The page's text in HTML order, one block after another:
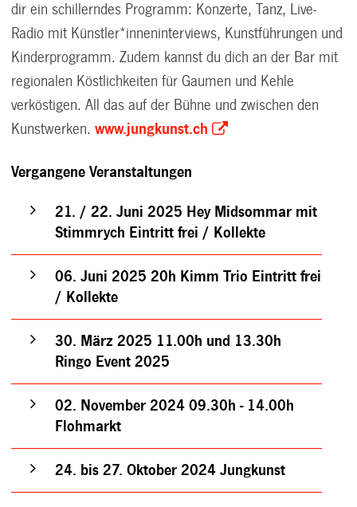
dir ein schillerndes Programm: Konzerte, Tanz, Live-
Radio mit Künstler*inneninterviews, Kunstführungen und
Kinderprogramm. Zudem kannst du dich an der Bar mit
regionalen Köstlichkeiten für Gaumen und Kehle
verköstigen. All das auf der Bühne und zwischen den
Kunstwerken.www.jungkunst.ch
Vergangene Veranstaltungen
21. / 22. Juni 2025 Hey Midsommar mit
Stimmrych Eintritt frei / Kollekte
06. Juni 2025 20h Kimm Trio Eintritt frei
/ Kollekte
30. März 2025 11.00h und 13.30h
Ringo Event 2025
02. November 2024 09.30h - 14.00h
Flohmarkt
24. bis 27. Oktober 2024 Jungkunst